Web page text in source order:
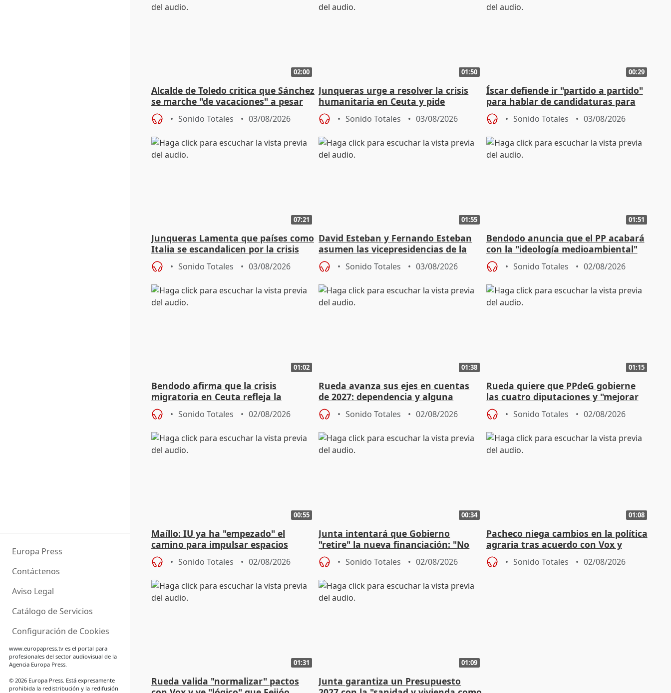
Europa Press
Contáctenos
Aviso Legal
Catálogo de Servicios
Configuración de Cookies
www.europapress.tves el portal para
profesionales del sector audiovisual de la
Agencia Europa Press.
© 2026 Europa Press. Está expresamente
prohibida la redistribución y la redifusión
02:00
Alcalde de Toledo critica que Sánchez
se marche "de vacaciones" a pesar
de la crisis migratoria
Sonido Totales 03/08/2026
01:50
Junqueras urge a resolver la crisis
humanitaria en Ceuta y pide
responsabilidad a la UE
Sonido Totales 03/08/2026
00:29
Íscar defiende ir "partido a partido"
para hablar de candidaturas para
2027
Sonido Totales 03/08/2026
07:21
Junqueras Lamenta que países como
Italia se escandalicen por la crisis
migratoria
Sonido Totales 03/08/2026
01:55
David Esteban y Fernando Esteban
asumen las vicepresidencias de la
Diputación de Valladolid
Sonido Totales 03/08/2026
01:51
Bendodo anuncia que el PP acabará
con la "ideología medioambiental"
para regenerar las playas
Sonido Totales 02/08/2026
01:02
Bendodo afirma que la crisis
migratoria en Ceuta refleja la
"extrema debilidad" del Gobierno
Sonido Totales 02/08/2026
01:38
Rueda avanza sus ejes en cuentas
de 2027: dependencia y alguna
rebaja fiscal más en vivienda
Sonido Totales 02/08/2026
01:15
Rueda quiere que PPdeG gobierne
las cuatro diputaciones y "mejorar
en concejales" en ciudades
Sonido Totales 02/08/2026
00:55
Maíllo: IU ya ha "empezado" el
camino para impulsar espacios
unitarios para las municipales
Sonido Totales 02/08/2026
00:34
Junta intentará que Gobierno
"retire" la nueva financiación: "No
puede ser saqueo a las arcas"
Sonido Totales 02/08/2026
01:08
Pacheco niega cambios en la política
agraria tras acuerdo con Vox y
asegura defensa del sector
Sonido Totales 02/08/2026
01:31
Rueda valida "normalizar" pactos
01:09
Junta garantiza un Presupuesto